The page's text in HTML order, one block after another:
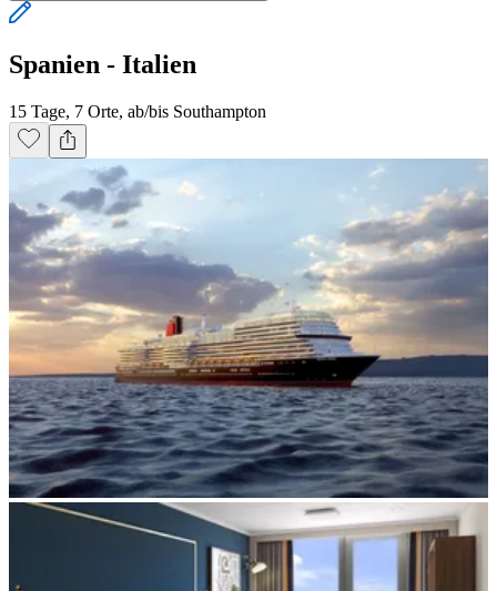
Spanien - Italien
15 Tage, 7 Orte, ab/bis Southampton